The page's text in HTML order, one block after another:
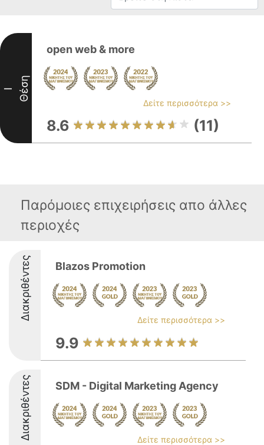
I Θέση
open web & more
Δείτε περισσότερα >>
8.6 (11)
Παρόμοιες επιχειρήσεις απο άλλες
περιοχές
Διακριθέντες Blazos Promotion
Δείτε περισσότερα >>
9.9
Διακριθέντες SDM - Digital Marketing Agency
Δείτε περισσότερα >>